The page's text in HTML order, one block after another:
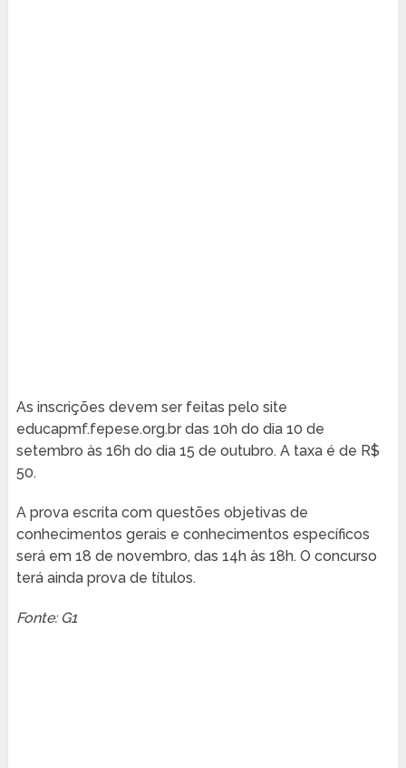
As inscrições devem ser feitas pelo site
educapmf.fepese.org.br das 10h do dia 10 de
setembro às 16h do dia 15 de outubro. A taxa é de R$
50.
A prova escrita com questões objetivas de
conhecimentos gerais e conhecimentos específicos
será em 18 de novembro, das 14h às 18h. O concurso
terá ainda prova de títulos.
Fonte: G1